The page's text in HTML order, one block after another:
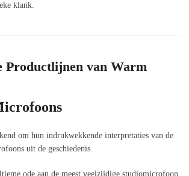
klank.
Productlijnen van Warm
om hun indrukwekkende interpretaties van de
uit de geschiedenis.
ode aan de meest veelzijdige studiomicrofoon